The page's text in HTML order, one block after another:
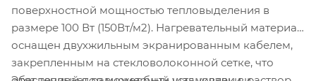
поверхностной мощностью тепловыделения в
размере 100 Вт (150Вт/м2). Нагревательный материал
оснащен двухжильным экранированным кабелем,
закрепленным на стекловолоконной сетке, что